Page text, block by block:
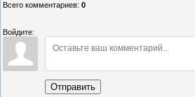
Всего комментариев: 0
Войдите:
Отправить